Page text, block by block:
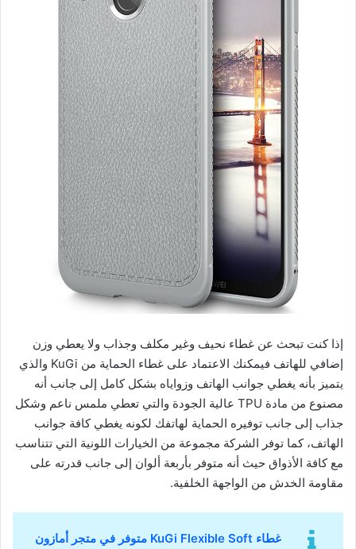
إذا كنت تبحث عن غطاء نحيف وغير مكلف وجذاب ولا يعطي وزن
إضافي للهاتف فيمكنك الاعتماد على غطاء الحماية من KuGi والذي
يتميز بأنه يغطي جوانب الهاتف وزواياه بشكل كامل إلى جانب أنه
مصنوع من مادة TPU عالية الجودة والتي تعطي ملمس ناعم وشكل
جذاب إلى جانب توفيره الحماية لهاتفك لكونه يغطي كافة جوانب
الهاتف، كما توفر الشركة مجموعة من الخيارات اللونية التي تتناسب
مع كافة الأذواق حيث أنه متوفر بأربعة ألوان إلى جانب قدرته على
مقاومة الخدش من الواجهة الخلفية.
غطاء KuGi Flexible Soft متوفر في متجر أمازون